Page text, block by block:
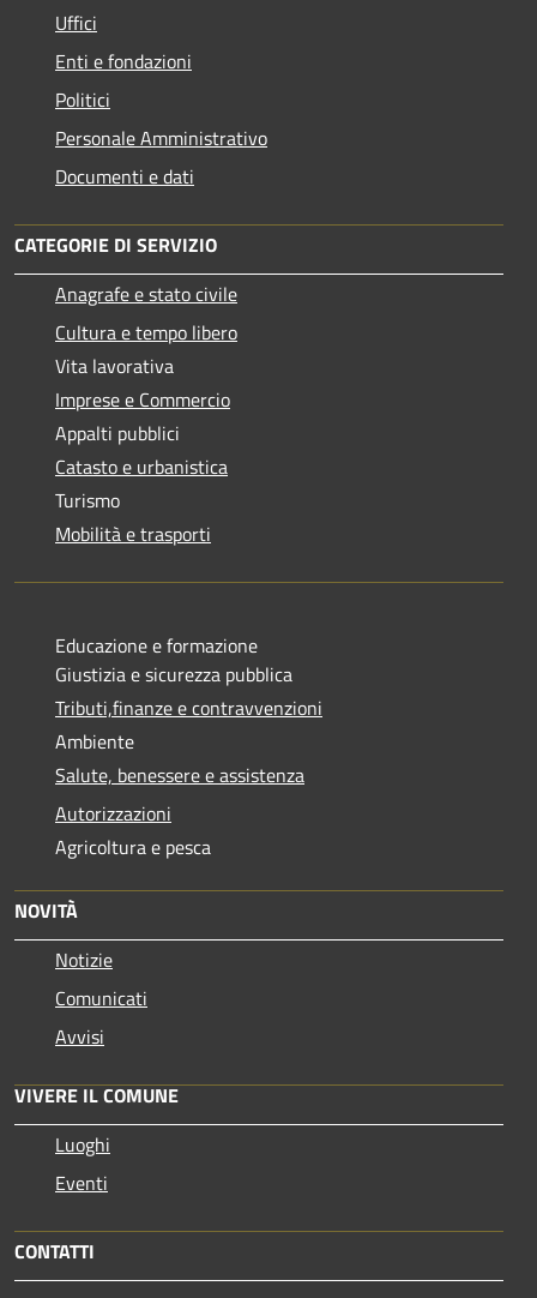
Uffici
Enti e fondazioni
Politici
Personale Amministrativo
Documenti e dati
CATEGORIE DI SERVIZIO
Anagrafe e stato civile
Cultura e tempo libero
Vita lavorativa
Imprese e Commercio
Appalti pubblici
Catasto e urbanistica
Turismo
Mobilità e trasporti
Educazione e formazione
Giustizia e sicurezza pubblica
Tributi,finanze e contravvenzioni
Ambiente
Salute, benessere e assistenza
Autorizzazioni
Agricoltura e pesca
NOVITÀ
Notizie
Comunicati
Avvisi
VIVERE IL COMUNE
Luoghi
Eventi
CONTATTI